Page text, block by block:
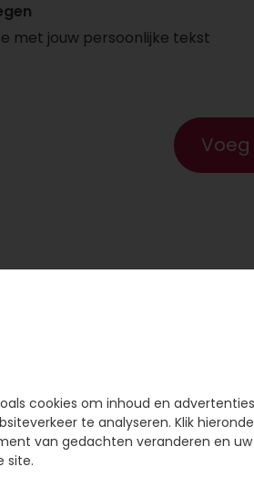
met jouw persoonlijke tekst
cookies om inhoud en
te analyseren. Klik
van gedachten veranderen en uw
site.